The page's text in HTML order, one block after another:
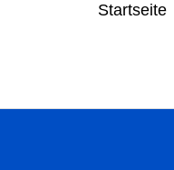
Startseite